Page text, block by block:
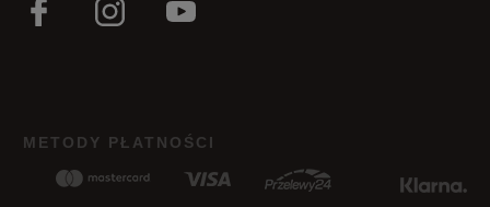
METODY PŁATNOŚCI